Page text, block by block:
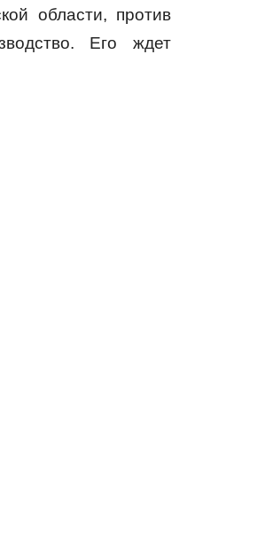
области, против
Его ждет